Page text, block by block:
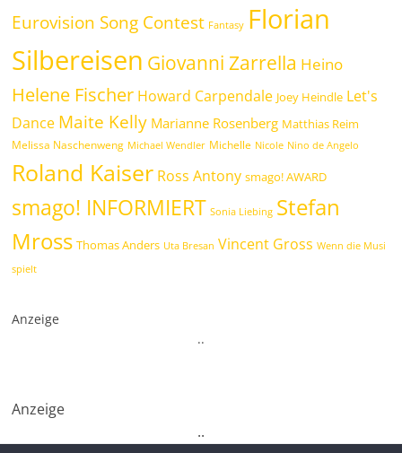
Eurovision Song Contest Fantasy Florian
Silbereisen Giovanni Zarrella Heino
Helene Fischer Howard Carpendale Joey Heindle Let's
Dance Maite Kelly Marianne Rosenberg Matthias Reim
Melissa Naschenweng Michael Wendler Michelle Nicole Nino de Angelo
Roland Kaiser Ross Antony smago! AWARD
smago! INFORMIERT Sonia Liebing Stefan
Mross Thomas Anders Uta Bresan Vincent Gross Wenn die Musi
spielt
Anzeige
..
Anzeige
..